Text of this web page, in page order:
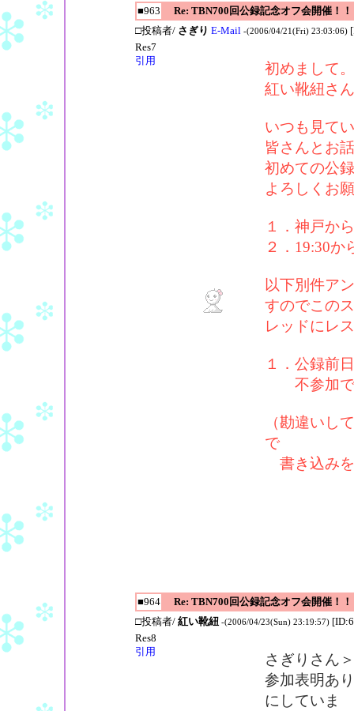
■963 Re: TBN700回公録記念オフ会開催！！
□投稿者/ さぎり E-Mail -(2006/04/21(Fri) 23:03:06)
Res7
引用
初めまして。
紅い靴紐さ
いつも見て
皆さんとお
初めての公
よろしくお
１．神戸か
２．19:30か
以下別件ア
すのでこのス
レッドにレ
１．公録前
不参加で
（勘違いし
で
書き込み
■964 Re: TBN700回公録記念オフ会開催！！
□投稿者/ 紅い靴紐 -(2006/04/23(Sun) 23:19:57)
Res8
引用
さぎりさん＞
参加表明あ
にしていま